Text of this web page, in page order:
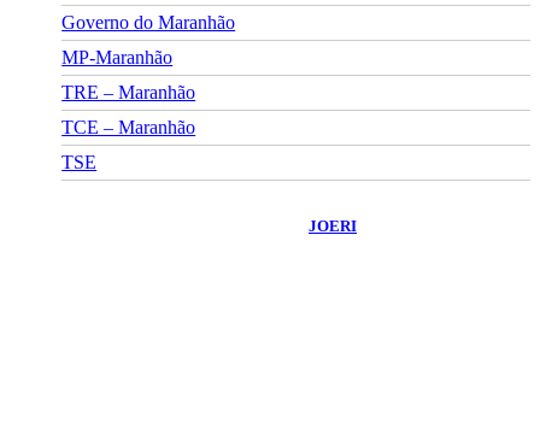
Governo do Maranhão
MP-Maranhão
TRE – Maranhão
TCE – Maranhão
TSE
JOERI